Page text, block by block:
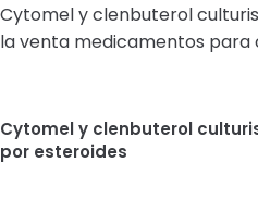
Cytomel y clenbuterol
la venta medicamentos para
Cytomel y clenbuterol
por esteroides